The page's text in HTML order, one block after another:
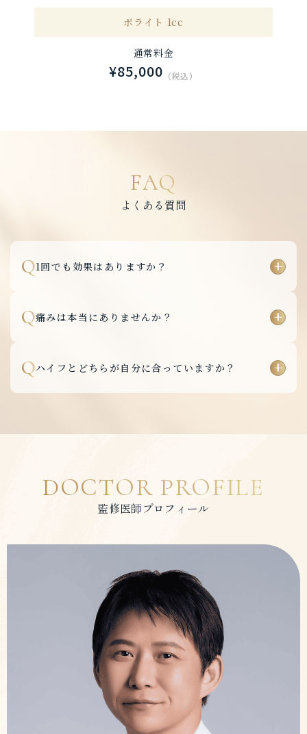
ボライト 1cc
通常料金
¥85,000 （税込）
FAQ
よくある質問
Q1回でも効果はありますか？
Q痛みは本当にありませんか？
Qハイフとどちらが自分に合っていますか？
DOCTOR PROFILE
監修医師プロフィール